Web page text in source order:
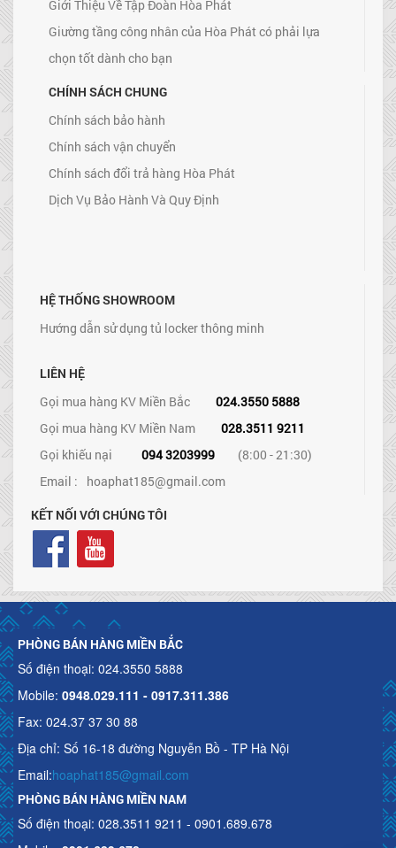
Giới Thiệu Về Tập Đoàn Hòa Phát
Giường tầng công nhân của Hòa Phát có phải lựa
chọn tốt dành cho bạn
CHÍNH SÁCH CHUNG
Chính sách bảo hành
Chính sách vận chuyển
Chính sách đổi trả hàng Hòa Phát
Dịch Vụ Bảo Hành Và Quy Định
HỆ THỐNG SHOWROOM
Hướng dẫn sử dụng tủ locker thông minh
LIÊN HỆ
Gọi mua hàng KV Miền Bắc
024.3550 5888
Gọi mua hàng KV Miền Nam
028.3511 9211
Gọi khiếu nại
094 3203999
(8:00 - 21:30)
Email : hoaphat185@gmail.com
KẾT NỐI VỚI CHÚNG TÔI
PHÒNG BÁN HÀNG MIỀN BẮC
Số điện thoại: 024.3550 5888
Mobile: 0948.029.111 - 0917.311.386
Fax: 024.37 37 30 88
Địa chỉ: Số 16-18 đường Nguyễn Bồ - TP Hà Nội
Email:hoaphat185@gmail.com
PHÒNG BÁN HÀNG MIỀN NAM
Số điện thoại: 028.3511 9211 - 0901.689.678